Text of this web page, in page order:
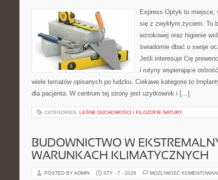
Express Optyk to
się z zwykłym życiem. To
wzrokowej oraz higienie
świadomie dbać o swoje
Jeśli interesuje Cię
i rutyny wspierające
wiele tematów opisanych po ludzku. Ciekawe kategorie to
dla pacjenta. W centrum tej strony jest użytkownik i […]
CATEGORIES: LEŚNE DUCHOWOŚCI I FILOZOFIE NATURY
BUDOWNICTWO W
WARUNKACH KLIMATYCZNYCH
POSTED BY ADMIN STY - 7 - 2026 MOŻLIWOŚĆ